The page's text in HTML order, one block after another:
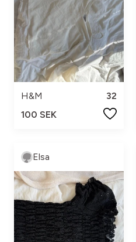
H&M
32
100 SEK
Elsa